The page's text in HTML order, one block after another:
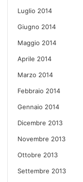
Luglio 2014
Giugno 2014
Maggio 2014
Aprile 2014
Marzo 2014
Febbraio 2014
Gennaio 2014
Dicembre 2013
Novembre 2013
Ottobre 2013
Settembre 2013